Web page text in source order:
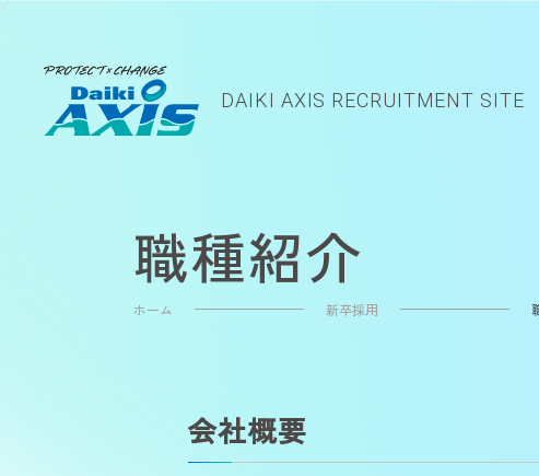
DAIKI AXIS RECRUITMENT SITE
職種紹介
ホーム 新卒採用
会社概要